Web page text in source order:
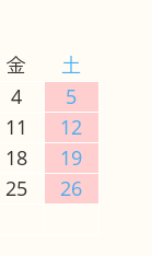
金
土
4
5
11
12
18
19
25
26